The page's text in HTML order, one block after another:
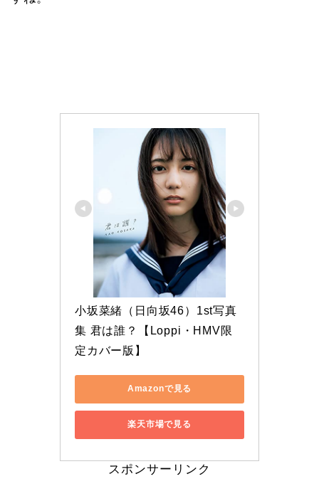
小坂菜緒（日向坂46）1st写真
集 君は誰？【Loppi・HMV限
定カバー版】
Amazonで見る
楽天市場で見る
スポンサーリンク